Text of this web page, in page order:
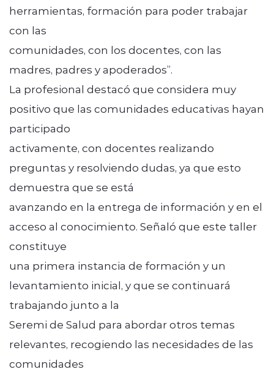
herramientas, formación para poder trabajar
con las
comunidades, con los docentes, con las
madres, padres y apoderados”.
La profesional destacó que considera muy
positivo que las comunidades educativas hayan
participado
activamente, con docentes realizando
preguntas y resolviendo dudas, ya que esto
demuestra que se está
avanzando en la entrega de información y en el
acceso al conocimiento. Señaló que este taller
constituye
una primera instancia de formación y un
levantamiento inicial, y que se continuará
trabajando junto a la
Seremi de Salud para abordar otros temas
relevantes, recogiendo las necesidades de las
comunidades